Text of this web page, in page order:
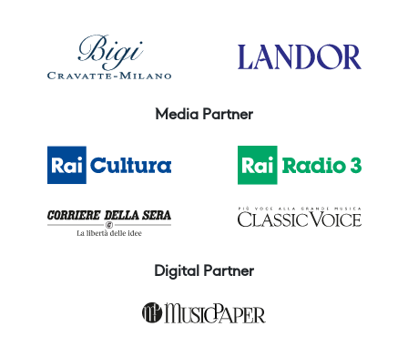
Media Partner
Digital Partner